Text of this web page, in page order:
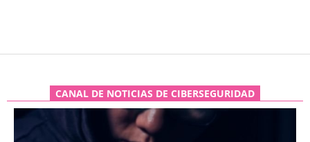
CANAL DE NOTICIAS DE CIBERSEGURIDAD